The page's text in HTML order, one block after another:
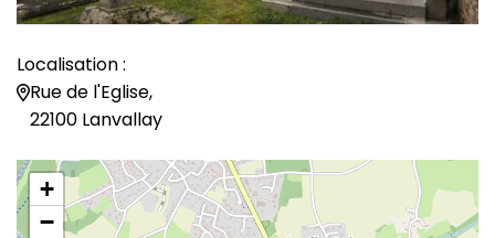
Localisation :
Rue de l'Eglise,
22100 Lanvallay
+
−